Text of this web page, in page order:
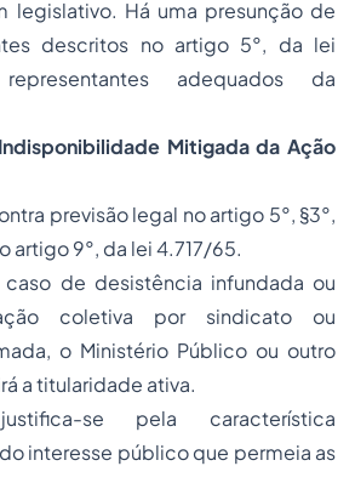
legislativo. Há uma presunção de
descritos no artigo 5°, da lei
adequados da
Mitigada da Ação
previsão legal no artigo 5°, §3°,
artigo 9°, da lei 4.717/65.
de desistência infundada ou
coletiva por sindicato ou
o Ministério Público ou outro
a titularidade ativa.
se pela característica
interesse público que permeia as